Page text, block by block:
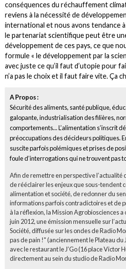
conséquences du réchauffement
reviens à la nécessité de
international et nous avons tendance
le partenariat scientifique peut être
développement de ces pays, ce que
formule « le développement par la
avec juste ce qu’il faut d’utopie pour
n’a pas le choix et il faut faire vite. Ça
A Propos :
Sécurité des aliments, santé publique,
galopante, industrialisation des filières,
comportements... L’alimentation s’inscrit
préoccupations des décideurs politiques.
suscite parfois polémiques et prises de
foule d’interrogations qui ne trouvent pas
Afin de remettre en perspective l’actualité
de rééclairer les enjeux que sous-tendent
alimentation et société, de redonner du
informations parfois contradictoires et de
à la réflexion, la Mission Agrobiosciences
juin 2012, une émission mensuelle sur
Société, diffusée sur les ondes de Radio
pas de pain !" (anciennement le Plateau du
avec le restaurant le J’Go (16 place Victor
directement au sein du studio de Radio